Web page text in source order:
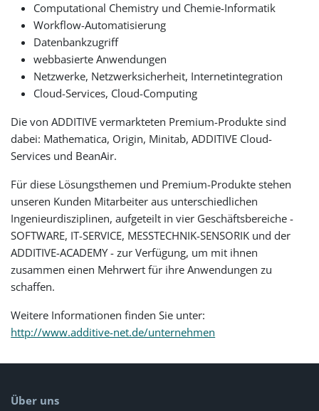
Computational Chemistry und Chemie-Informatik
Workflow-Automatisierung
Datenbankzugriff
webbasierte Anwendungen
Netzwerke, Netzwerksicherheit, Internetintegration
Cloud-Services, Cloud-Computing
Die von ADDITIVE vermarkteten Premium-Produkte sind
dabei: Mathematica, Origin, Minitab, ADDITIVE Cloud-
Services und BeanAir.
Für diese Lösungsthemen und Premium-Produkte stehen
unseren Kunden Mitarbeiter aus unterschiedlichen
Ingenieurdisziplinen, aufgeteilt in vier Geschäftsbereiche -
SOFTWARE, IT-SERVICE, MESSTECHNIK-SENSORIK und der
ADDITIVE-ACADEMY - zur Verfügung, um mit ihnen
zusammen einen Mehrwert für ihre Anwendungen zu
schaffen.
Weitere Informationen finden Sie unter:
http://www.additive-net.de/unternehmen
Über uns